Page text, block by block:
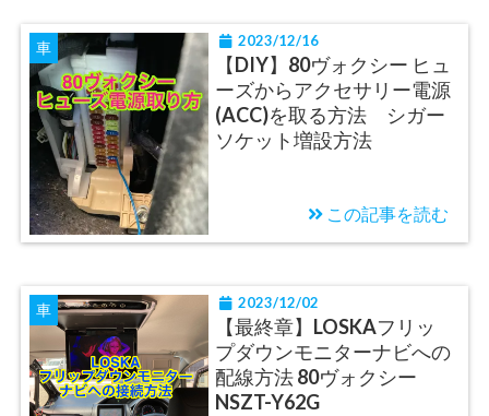
車 2023/12/16
【DIY】80ヴォクシー ヒュ
ーズからアクセサリー電源
(ACC)を取る方法 シガー
ソケット増設方法
この記事を読む
車 2023/12/02
【最終章】LOSKAフリッ
プダウンモニターナビへの
配線方法 80ヴォクシー
NSZT-Y62G